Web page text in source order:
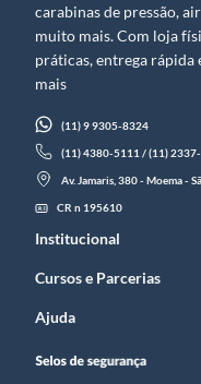
carabinas de pressão,
muito mais. Com loja
práticas, entrega rápida
mais
(11) 9 9305-8324
(11) 4380-5111 / (11)
Av. Jamaris, 380 - Moema -
CR n 195610
Institucional
Cursos e Parcerias
Ajuda